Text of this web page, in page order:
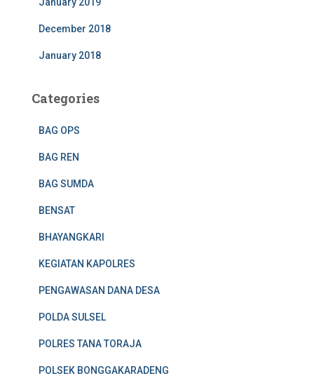
December 2018
January 2018
Categories
BAG OPS
BAG REN
BAG SUMDA
BENSAT
BHAYANGKARI
KEGIATAN KAPOLRES
PENGAWASAN DANA DESA
POLDA SULSEL
POLRES TANA TORAJA
POLSEK BONGGAKARADENG